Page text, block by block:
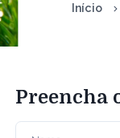
Início
Preencha